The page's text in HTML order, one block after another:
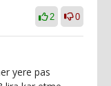
2 0
yere pas